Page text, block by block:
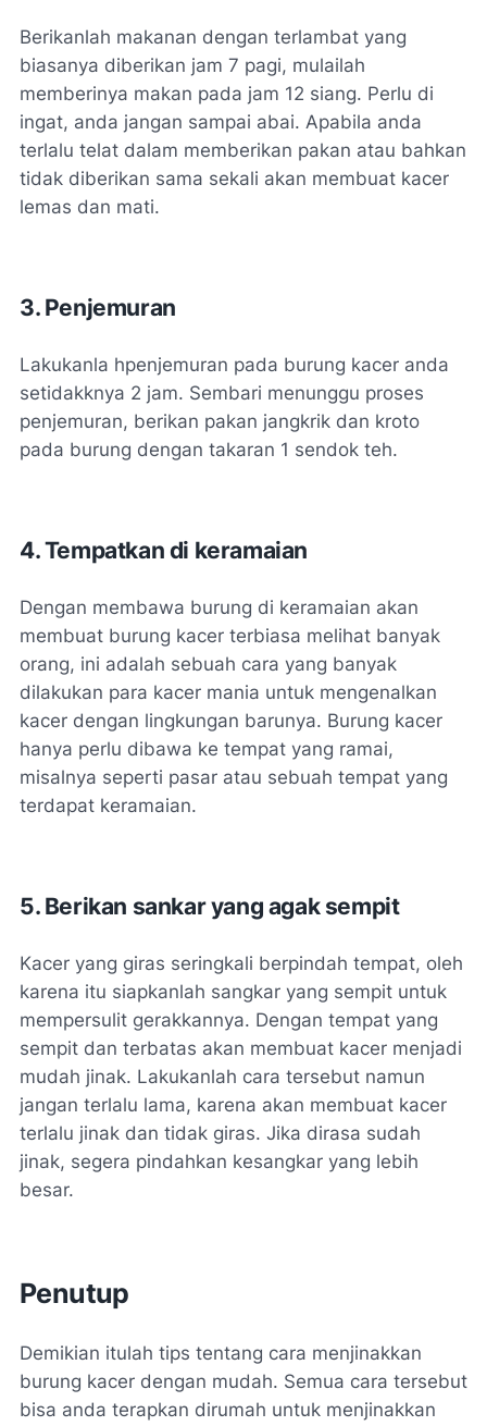
Berikanlah makanan dengan terlambat yang
biasanya diberikan jam 7 pagi, mulailah
memberinya makan pada jam 12 siang. Perlu di
ingat, anda jangan sampai abai. Apabila anda
terlalu telat dalam memberikan pakan atau bahkan
tidak diberikan sama sekali akan membuat kacer
lemas dan mati.
3. Penjemuran
Lakukanla hpenjemuran pada burung kacer anda
setidakknya 2 jam. Sembari menunggu proses
penjemuran, berikan pakan jangkrik dan kroto
pada burung dengan takaran 1 sendok teh.
4. Tempatkan di keramaian
Dengan membawa burung di keramaian akan
membuat burung kacer terbiasa melihat banyak
orang, ini adalah sebuah cara yang banyak
dilakukan para kacer mania untuk mengenalkan
kacer dengan lingkungan barunya. Burung kacer
hanya perlu dibawa ke tempat yang ramai,
misalnya seperti pasar atau sebuah tempat yang
terdapat keramaian.
5. Berikan sankar yang agak sempit
Kacer yang giras seringkali berpindah tempat, oleh
karena itu siapkanlah sangkar yang sempit untuk
mempersulit gerakkannya. Dengan tempat yang
sempit dan terbatas akan membuat kacer menjadi
mudah jinak. Lakukanlah cara tersebut namun
jangan terlalu lama, karena akan membuat kacer
terlalu jinak dan tidak giras. Jika dirasa sudah
jinak, segera pindahkan kesangkar yang lebih
besar.
Penutup
Demikian itulah tips tentang cara menjinakkan
burung kacer dengan mudah. Semua cara tersebut
bisa anda terapkan dirumah untuk menjinakkan